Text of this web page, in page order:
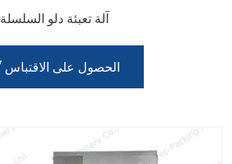
آلة تعبئة دلو السلسلة
الحصول على الاقتباس